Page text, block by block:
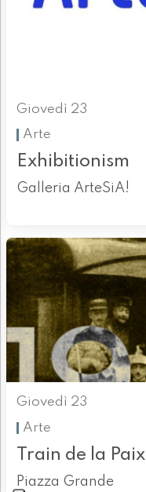
Giovedì 23
Arte
Exhibitionism
Galleria ArteSiA!
Giovedì 23
Arte
Train de la Paix
Piazza Grande